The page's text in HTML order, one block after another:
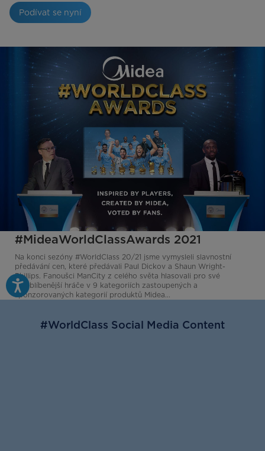
Podívat se nyní
#MideaWorldClassAwards 2021
Na konci sezóny #WorldClass 20/21 jsme vymysleli slavnostní
předávání cen, které předávali Paul Dickov a Shaun Wright-
Phillips. Fanoušci ManCity z celého světa hlasovali pro své
nejoblíbenější hráče v 9 kategoriích zastoupených a
sponzorovaných kategorií produktů Midea...
#WorldClass Social Media Content